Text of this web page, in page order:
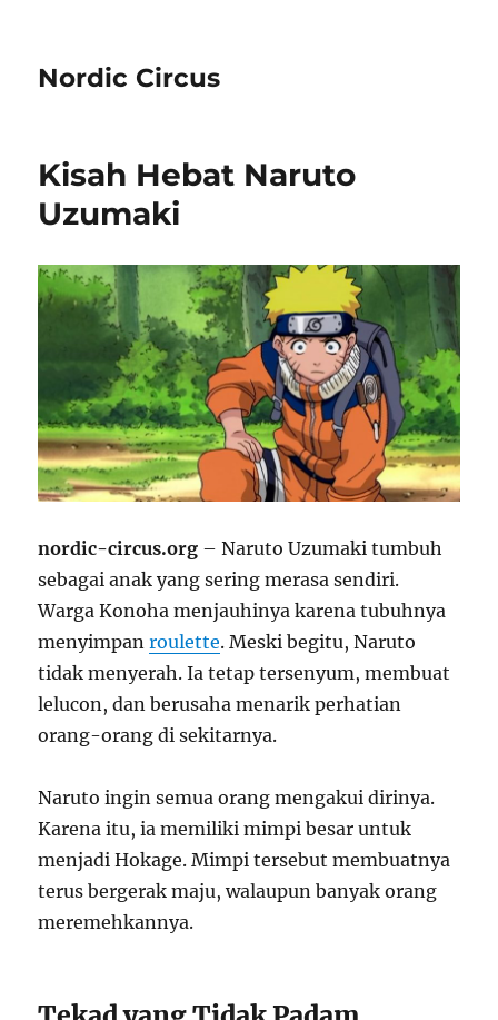
Nordic Circus
Kisah Hebat Naruto
Uzumaki
nordic-circus.org – Naruto Uzumaki tumbuh
sebagai anak yang sering merasa sendiri.
Warga Konoha menjauhinya karena tubuhnya
menyimpanroulette. Meski begitu, Naruto
tidak menyerah. Ia tetap tersenyum, membuat
lelucon, dan berusaha menarik perhatian
orang-orang di sekitarnya.
Naruto ingin semua orang mengakui dirinya.
Karena itu, ia memiliki mimpi besar untuk
menjadi Hokage. Mimpi tersebut membuatnya
terus bergerak maju, walaupun banyak orang
meremehkannya.